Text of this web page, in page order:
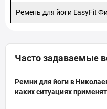
Ремень для йоги EasyFit
Часто задаваемые
Ремни для йоги в
каких ситуациях